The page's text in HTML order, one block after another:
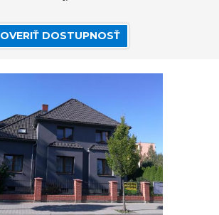
OVERIŤ DOSTUPNOSŤ